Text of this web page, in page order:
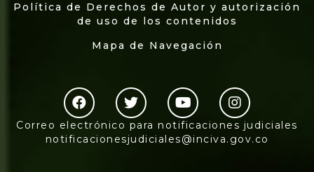
Política de Derechos de Autor y autorización
de uso de los contenidos
Mapa de Navegación
Correo electrónico para notificaciones judiciales
notificacionesjudiciales@inciva.gov.co